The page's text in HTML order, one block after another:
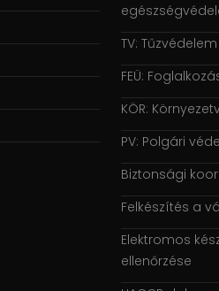
TV: Tűzvédelem
FEÜ:
KÖR:
PV: Polgári
Biztonsági
Felkészítés a
Elektromos
ellenőrzése